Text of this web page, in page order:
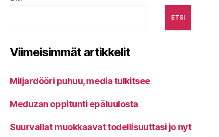
ETSI
Viimeisimmät artikkelit
Miljardööri puhuu, media tulkitsee
Meduzan oppitunti epäluulosta
Suurvallat muokkaavat todellisuuttasi jo nyt